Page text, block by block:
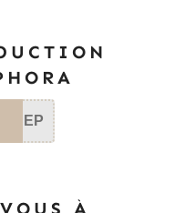
SEP
À